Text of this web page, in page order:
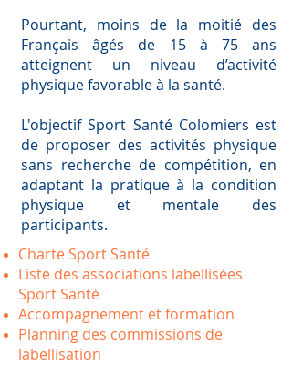
Pourtant, moins de la moitié des
Français âgés de 15 à 75 ans
atteignent un niveau d’activité
physique favorable à la santé.
L'objectif Sport Santé Colomiers est
de proposer des activités physique
sans recherche de compétition, en
adaptant la pratique à la condition
physique et mentale des
participants.
Charte Sport Santé
Liste des associations labellisées
Sport Santé
Accompagnement et formation
Planning des commissions de
labellisation